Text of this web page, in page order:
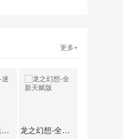
更多+
玩客逆转三国（送异火刷充）